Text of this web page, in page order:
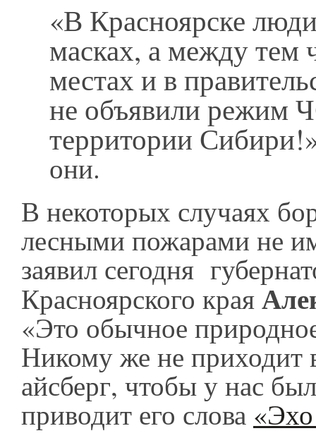
«В Красноярске
масках, а между тем
местах и в
не объявили режим
территории
они.
В некоторых случаях
лесными пожарами не
заявил сегодня
Красноярского края
«Это обычное
Никому же не приходит
айсберг, чтобы у нас
приводит его слова